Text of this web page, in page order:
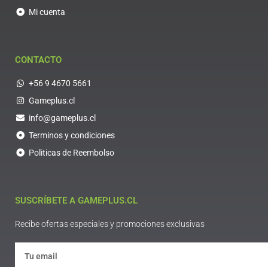
Mi cuenta
CONTACTO
+56 9 4670 5661
Gameplus.cl
info@gameplus.cl
Terminos y condiciones
Politicas de Reembolso
SUSCRÍBETE A GAMEPLUS.CL
Recibe ofertas especiales y promociones exclusivas